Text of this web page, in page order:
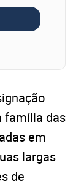
família das
em
largas
de